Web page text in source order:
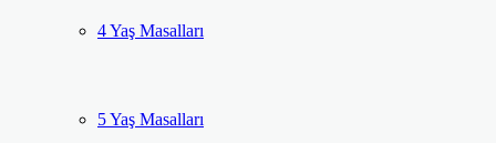
4 Yaş Masalları
5 Yaş Masalları